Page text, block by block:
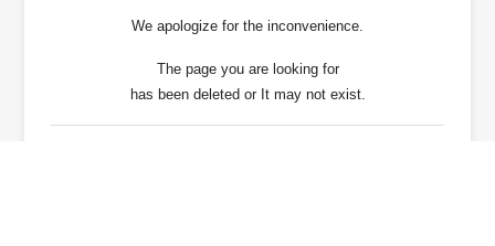
We apologize for the inconvenience.
The page you are looking for
has been deleted or It may not exist.